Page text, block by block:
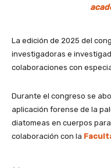
La edición de 2025 del
investigadoras e
colaboraciones con
Durante el congreso se
aplicación forense de la
diatomeas en cuerpos
colaboración con la